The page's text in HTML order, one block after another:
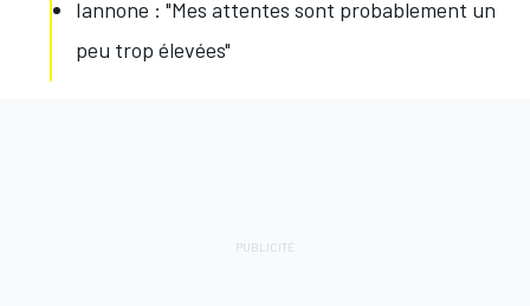
Iannone : "Mes attentes sont probablement un
peu trop élevées"